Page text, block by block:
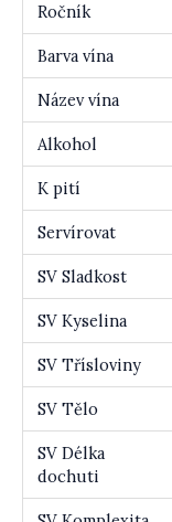
Ročník
Barva vína
Název vína
Alkohol
K pití
Servírovat
SV Sladkost
SV Kyselina
SV Třísloviny
SV Tělo
SV Délka
dochuti